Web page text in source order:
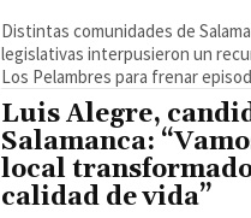
Distintas comunidades de
legislativas interpusieron un
Los Pelambres para frenar
Luis Alegre,
Salamanca:
local
calidad de vida”